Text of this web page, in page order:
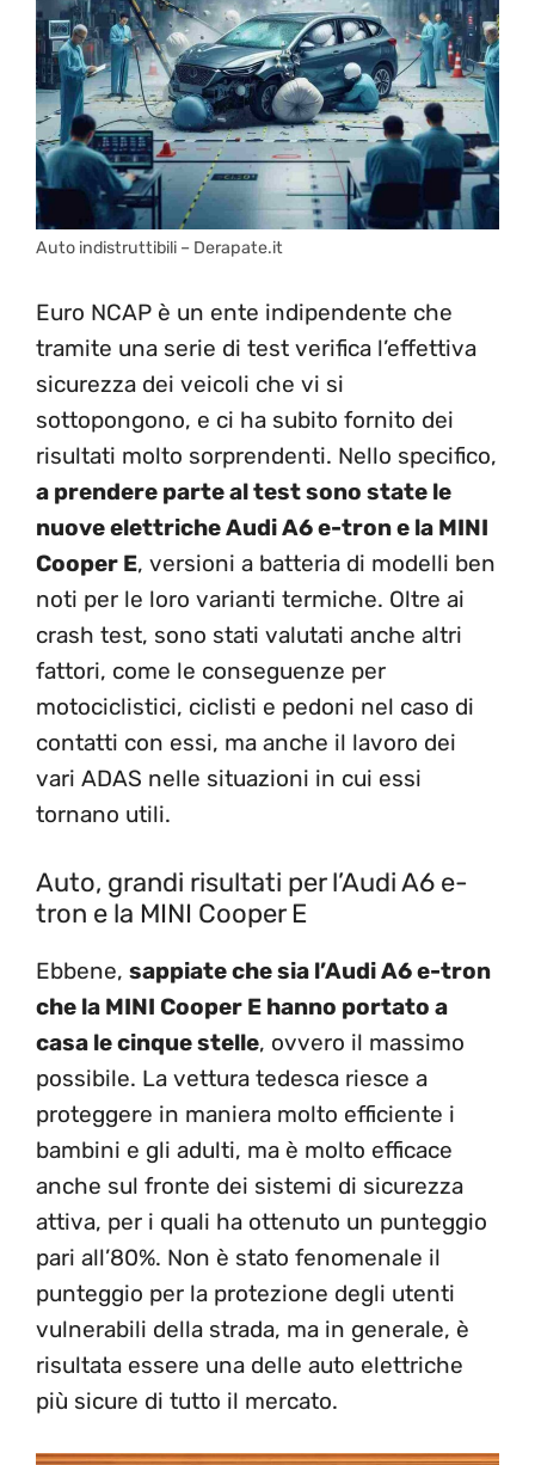
Auto indistruttibili – Derapate.it
Euro NCAP è un ente indipendente che
tramite una serie di test verifica l’effettiva
sicurezza dei veicoli che vi si
sottopongono, e ci ha subito fornito dei
risultati molto sorprendenti. Nello specifico,
a prendere parte al test sono state le
nuove elettriche Audi A6 e-tron e la MINI
Cooper E, versioni a batteria di modelli ben
noti per le loro varianti termiche. Oltre ai
crash test, sono stati valutati anche altri
fattori, come le conseguenze per
motociclistici, ciclisti e pedoni nel caso di
contatti con essi, ma anche il lavoro dei
vari ADAS nelle situazioni in cui essi
tornano utili.
Auto, grandi risultati per l’Audi A6 e-
tron e la MINI Cooper E
Ebbene, sappiate che sia l’Audi A6 e-tron
che la MINI Cooper E hanno portato a
casa le cinque stelle, ovvero il massimo
possibile. La vettura tedesca riesce a
proteggere in maniera molto efficiente i
bambini e gli adulti, ma è molto efficace
anche sul fronte dei sistemi di sicurezza
attiva, per i quali ha ottenuto un punteggio
pari all’80%. Non è stato fenomenale il
punteggio per la protezione degli utenti
vulnerabili della strada, ma in generale, è
risultata essere una delle auto elettriche
più sicure di tutto il mercato.